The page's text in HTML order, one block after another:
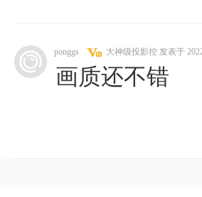
ponggs 大神级投影控 发表于
画质还不错